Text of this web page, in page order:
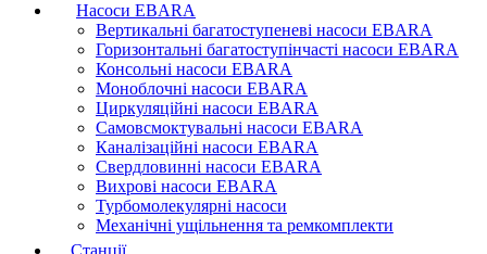
Насоси EBARA
Вертикальні багатоступеневі насоси EBARA
Горизонтальні багатоступінчасті насоси EBARA
Консольні насоси EBARA
Моноблочні насоси EBARA
Циркуляційні насоси EBARA
Самовсмоктувальні насоси EBARA
Каналізаційні насоси EBARA
Свердловинні насоси EBARA
Вихрові насоси EBARA
Турбомолекулярні насоси
Механічні ущільнення та ремкомплекти